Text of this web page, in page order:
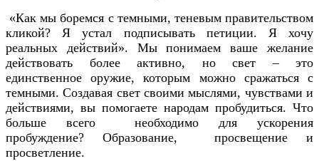
«Как мы боремся с темными, теневым правительством
кликой? Я устал подписывать петиции. Я хочу
реальных действий». Мы понимаем ваше желание
действовать более активно, но свет – это
единственное оружие, которым можно сражаться с
темными. Создавая свет своими мыслями, чувствами и
действиями, вы помогаете народам пробудиться. Что
больше всего необходимо для ускорения
пробуждение? Образование, просвещение и
просветление.